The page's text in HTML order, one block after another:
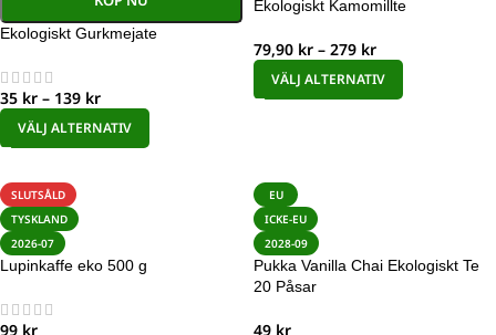
Ekologiskt Gurkmejate
35 kr – 139 kr
VÄLJ ALTERNATIV
Ekologiskt Kamomillte
79,90 kr – 279 kr
VÄLJ ALTERNATIV
SLUTSÅLD
TYSKLAND
2026-07
Lupinkaffe eko 500 g
99 kr
EU
ICKE-EU
2028-09
Pukka Vanilla Chai Ekologiskt Te
20 Påsar
49 kr